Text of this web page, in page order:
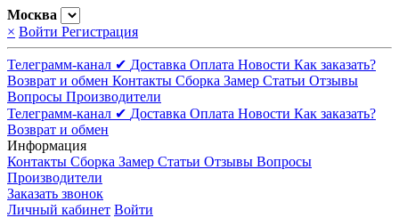
Москва
× Войти Регистрация
Телеграмм-канал ✔ Доставка Оплата Новости Как заказать?
Возврат и обмен Контакты Сборка Замер Статьи Отзывы
Вопросы Производители
Телеграмм-канал ✔ Доставка Оплата Новости Как заказать?
Возврат и обмен
Информация
Контакты Сборка Замер Статьи Отзывы Вопросы
Производители
Заказать звонок
Личный кабинет Войти